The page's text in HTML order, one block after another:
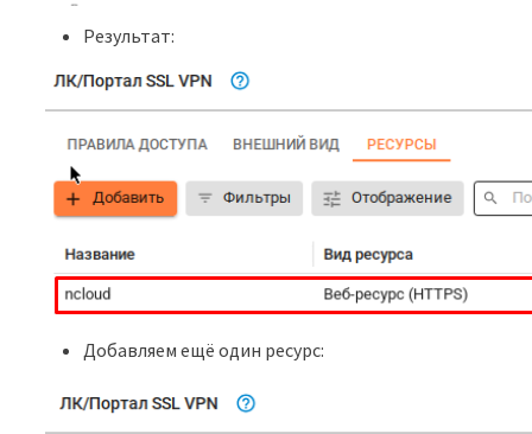
Результат:
Добавляем ещё один ресурс: